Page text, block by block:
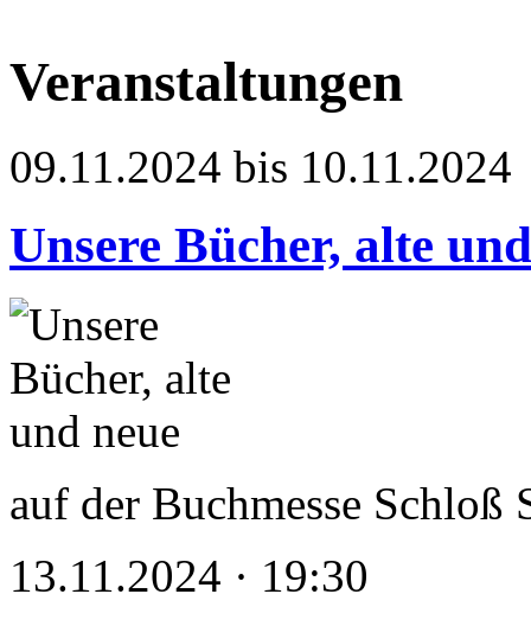
Veranstaltungen
09.11.2024 bis 10.11.2024
Unsere Bücher, alte
auf der Buchmesse Schloß
13.11.2024 · 19:30